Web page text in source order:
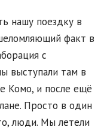
нашу поездку в
факт в
с
выступали там в
Комо, и после ещё
Просто в один
люди. Мы летели